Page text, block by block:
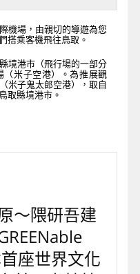
機場，由親切的導遊為您
搭乘客機飛往鳥取。
境港市（飛行場的一部分
米子空港）。為推展觀
米子鬼太郎空港），取自
取縣境港市。
～隈研吾建
座世界文化